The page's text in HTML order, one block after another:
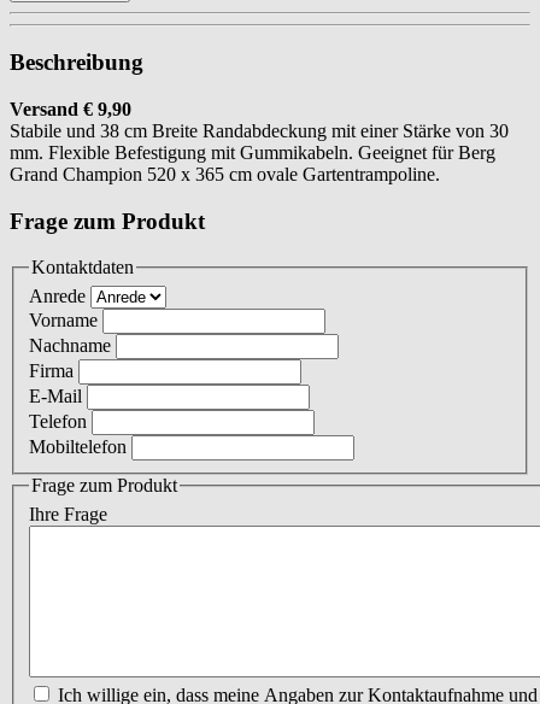
Beschreibung
Versand € 9,90
Stabile und 38 cm Breite Randabdeckung mit einer Stärke von 30
mm. Flexible Befestigung mit Gummikabeln. Geeignet für Berg
Grand Champion 520 x 365 cm ovale Gartentrampoline.
Frage zum Produkt
Kontaktdaten
Anrede
Vorname
Nachname
Firma
E-Mail
Telefon
Mobiltelefon
Frage zum Produkt
Ihre Frage